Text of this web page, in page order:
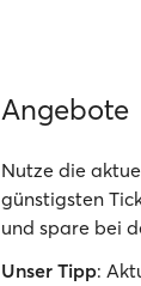
Angebote
Nutze die
günstigsten
und spare bei
Unser Tipp: